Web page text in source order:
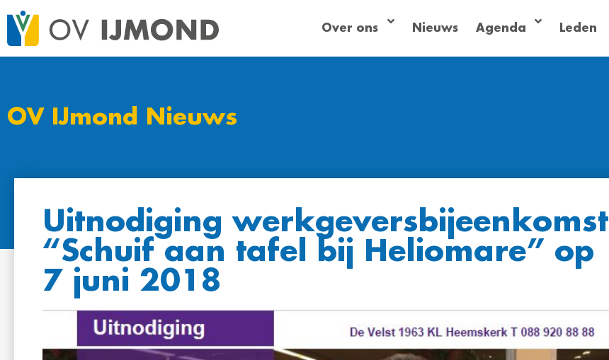
Over ons Nieuws Agenda Leden
OV IJmond Nieuws
Uitnodiging werkgeversbijeenkomst
“Schuif aan tafel bij Heliomare” op
7 juni 2018